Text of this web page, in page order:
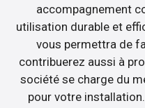
accompagnement
utilisation durable et
vous permettra de
contribuerez aussi à
société se charge du
pour votre